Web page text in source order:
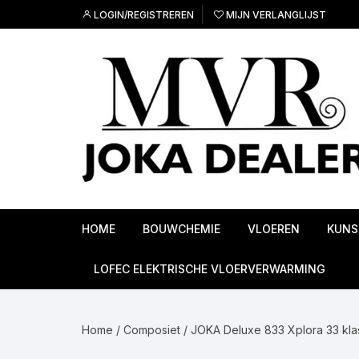
naar
LOGIN/REGISTREREN MIJN VERLANGLIJST
HOME BOUWCHEMIE VLOEREN
Ondervloeren
LOFEC ELEKTRISCHE VLOERVERWARMING
Home / Composiet / JOKA Deluxe 833 Xplora 33